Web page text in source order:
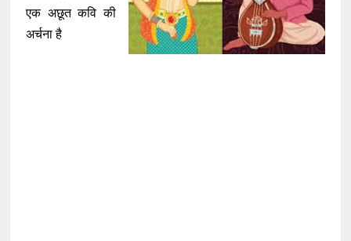
एक अछूत कवि की
अर्चना है